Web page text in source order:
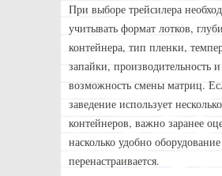
При выборе трейсилера
учитывать формат лотков,
контейнера, тип пленки,
запайки, производительность и
возможность смены матриц.
заведение использует
контейнеров, важно заранее
насколько удобно оборудование
перенастраивается.